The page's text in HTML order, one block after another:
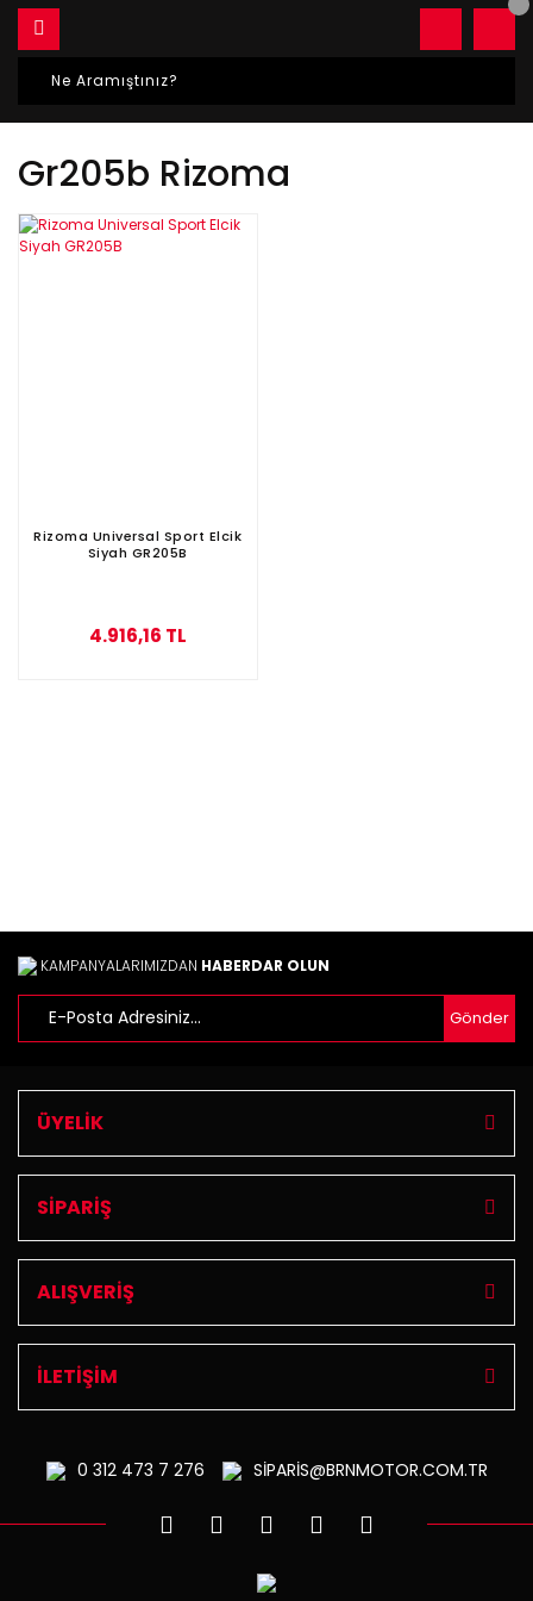
Gr205b Rizoma
Rizoma Universal Sport Elcik
Siyah GR205B
4.916,16 TL
KAMPANYALARIMIZDAN HABERDAR OLUN
Gönder
ÜYELİK
SİPARİŞ
ALIŞVERİŞ
İLETİŞİM
0 312473 7 276 SİPARİS@BRNMOTOR.COM.TR